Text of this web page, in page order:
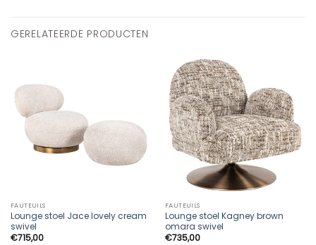
GERELATEERDE PRODUCTEN
FAUTEUILS
Lounge stoel Jace lovely cream
swivel
€715,00
FAUTEUILS
Lounge stoel Kagney brown
omara swivel
€735,00